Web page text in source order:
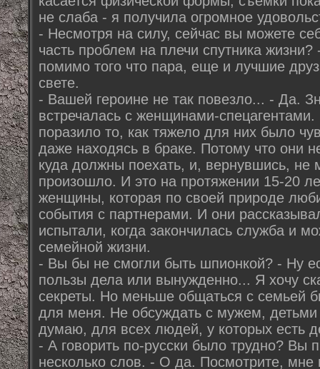
не слаба - я получила огромное
- Несмотря на силу, сейчас вы можете
часть проблем на плечи спутника
помимо того что пара, еще и лучшие
свете.
- Вашей героине не так повезло... - Да.
встречалась с женщинами-
поразило то, как тяжело для них было
даже находясь в браке. Потому что они
куда должны поехать, и, вернувшись, не
произошло. И это на протяжении 15-20
женщины, которая по своей природе
события с партнерами. И они
испытали, когда закончилась служба и
семейной жизни.
- Вы бы не смогли быть шпионкой? - Ну
пользы дела или вынужденно... Я хочу
секреты. Но меньше общаться с семьей
для меня. Не обсуждать с мужем,
думаю, для всех людей, у которых есть
- А говорить по-русски было трудно? Вы
несколько слов. - О да. Посмотрите, мне